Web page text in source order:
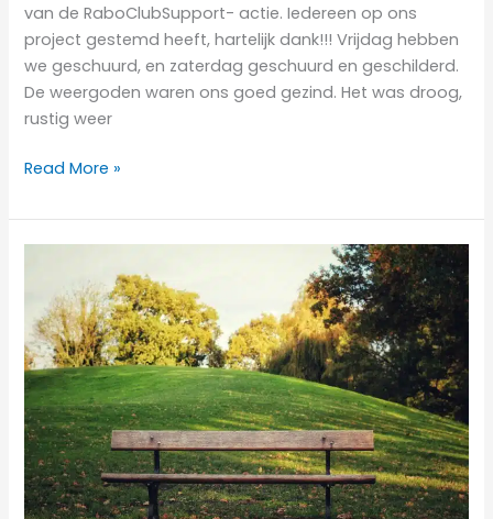
van de RaboClubSupport- actie. Iedereen op ons
project gestemd heeft, hartelijk dank!!! Vrijdag hebben
we geschuurd, en zaterdag geschuurd en geschilderd.
De weergoden waren ons goed gezind. Het was droog,
rustig weer
Read More »
Schilderen
op
zaterdag
11
oktober
in
het
Arboretum